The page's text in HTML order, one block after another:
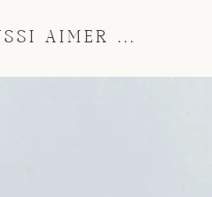
AIMER ...